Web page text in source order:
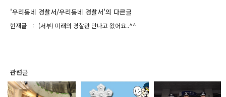
'우리동네 경찰서/우리동네 경찰서'의 다른글
현재글 (서부) 미래의 경찰관 만나고 왔어요..^^
관련글